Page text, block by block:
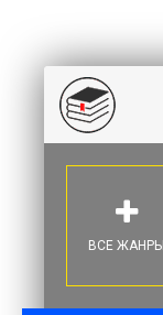
ВСЕ ЖАНРЫ